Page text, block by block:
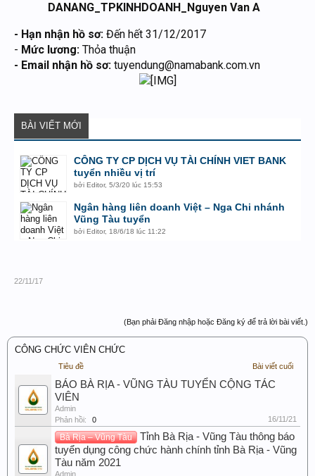
DANANG_TPKINHDOANH_Nguyen Van A
- Hạn nhận hồ sơ: Đến hết 31/12/2017
- Mức lương: Thỏa thuận
- Email nhận hồ sơ: tuyendung@namabank.com.vn
BÀI VIẾT MỚI
CÔNG TY CP DỊCH VỤ TÀI CHÍNH VIET BANK
tuyển nhiều vị trí
bởi Editor,5/3/20 lúc 15:53
Ngân hàng liên doanh Việt – Nga Chi nhánh
Vũng Tàu tuyển
bởi Editor,18/6/18 lúc 11:22
22/11/17
(Bạn phải Đăng nhập hoặc Đăng ký để trả lời bài viết.)
CÔNG CHỨC VIÊN CHỨC
Tiêu đề Bài viết cuối
BÁO BÀ RỊA - VŨNG TÀU TUYỂN CỘNG TÁC
VIÊN
Admin
Phản hồi:
0 16/11/21
Bà Rịa – Vũng Tàu
Tỉnh Bà Rịa - Vũng Tàu thông báo
tuyển dụng công chức hành chính tỉnh Bà Rịa - Vũng
Tàu năm 2021
Admin